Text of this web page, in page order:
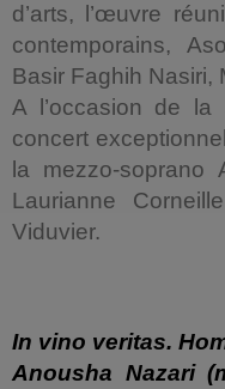
d’arts, l’œuvre
contemporains,
Basir Faghih Nasiri,
A l’occasion de
concert
la mezzo-soprano
Laurianne
Viduvier.
In vino veritas.
Anousha Nazari